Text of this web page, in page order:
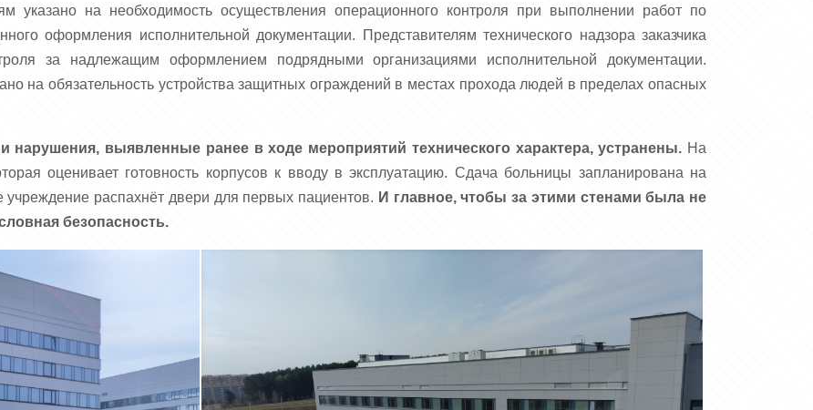
указано на необходимость осуществления операционного контроля при выполнении работ по
оформления исполнительной документации. Представителям технического надзора заказчика
за надлежащим оформлением подрядными организациями исполнительной документации.
на обязательность устройства защитных ограждений в местах прохода людей в пределах опасных
нарушения, выявленные ранее в ходе мероприятий технического характера, устранены. На
оценивает готовность корпусов к вводу в эксплуатацию. Сдача больницы запланирована на
распахнёт двери для первых пациентов. И главное, чтобы за этими стенами была не
безопасность.